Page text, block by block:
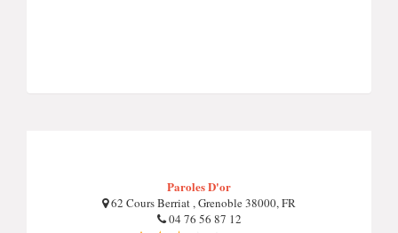
Paroles D'or
62 Cours Berriat , Grenoble 38000, FR
04 76 56 87 12